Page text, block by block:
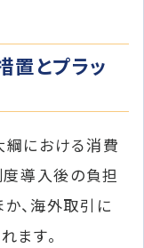
置とプラッ
綱における消費
度導入後の負担
、海外取引に
ます。